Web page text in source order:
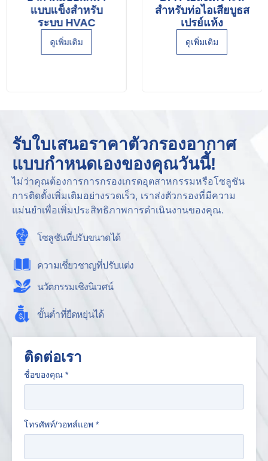
แบบแข็งสำหรับ
ระบบ HVAC
ดูเพิ่มเติม
สำหรับท่อไอเสียบูธส
เปรย์แห้ง
ดูเพิ่มเติม
รับใบเสนอราคาตัวกรองอากาศ
แบบกำหนดเองของคุณวันนี้!
ไม่ว่าคุณต้องการการกรองเกรดอุตสาหกรรมหรือโซลูชัน
การติดตั้งเพิ่มเติมอย่างรวดเร็ว, เราส่งตัวกรองที่มีความ
แม่นยำเพื่อเพิ่มประสิทธิภาพการดำเนินงานของคุณ.
โซลูชันที่ปรับขนาดได้
ความเชี่ยวชาญที่ปรับแต่ง
นวัตกรรมเชิงนิเวศน์
ขั้นต่ำที่ยืดหยุ่นได้
ติดต่อเรา
ชื่อของคุณ *
โทรศัพท์/วอทส์แอพ *